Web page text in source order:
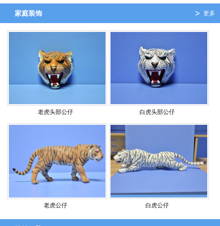
更多
家庭装饰
老虎头部公仔 白虎头部公仔
老虎公仔 白虎公仔